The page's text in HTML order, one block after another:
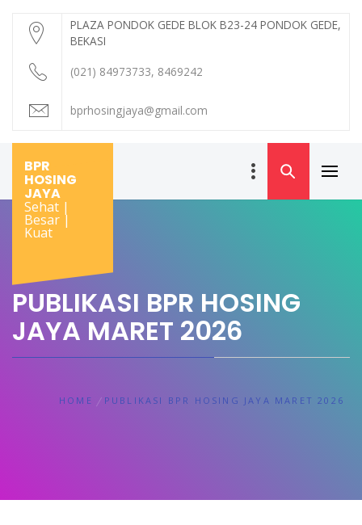
content
PLAZA PONDOK GEDE BLOK B23-24 PONDOK GEDE,
BEKASI
(021) 84973733, 8469242
bprhosingjaya@gmail.com
BPR
HOSING
JAYA
Sehat |
Besar |
Kuat
Menu
PUBLIKASI BPR HOSING
JAYA MARET 2026
HOME PUBLIKASI BPR HOSING JAYA MARET 2026